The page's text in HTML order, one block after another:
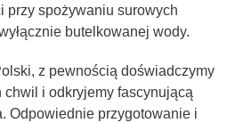
przy spożywaniu surowych
butelkowanej wody.
z pewnością doświadczymy
i odkryjemy fascynującą
Odpowiednie przygotowanie i